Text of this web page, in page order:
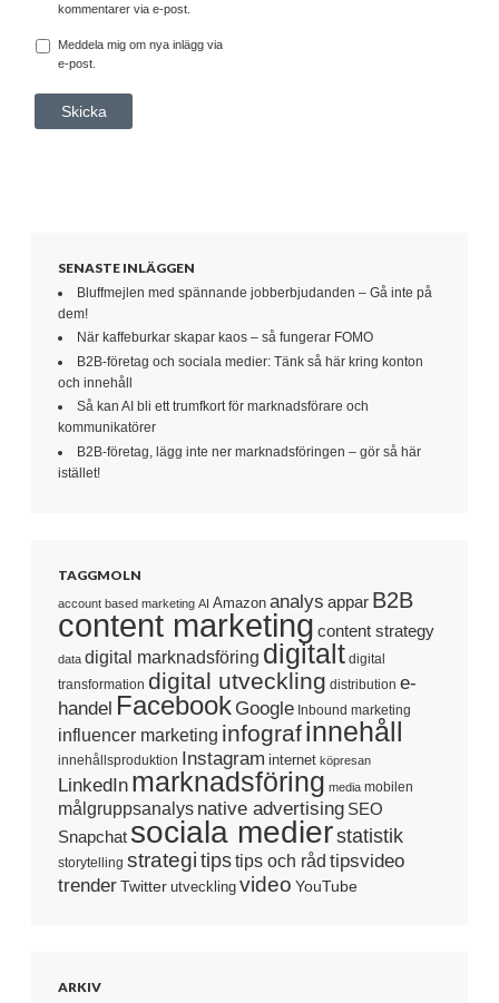
kommentarer via e-post.
Meddela mig om nya inlägg via
e-post.
SENASTE INLÄGGEN
Bluffmejlen med spännande jobberbjudanden – Gå inte på
dem!
När kaffeburkar skapar kaos – så fungerar FOMO
B2B-företag och sociala medier: Tänk så här kring konton
och innehåll
Så kan AI bli ett trumfkort för marknadsförare och
kommunikatörer
B2B-företag, lägg inte ner marknadsföringen – gör så här
istället!
TAGGMOLN
account based marketing AI Amazon analys appar B2B
content marketing content strategy
data digital marknadsföring digitalt digital
transformation digital utveckling distribution e-
handel Facebook Google Inbound marketing
influencer marketing infografinnehåll
innehållsproduktion Instagram internet köpresan
LinkedIn marknadsföring media mobilen
målgruppsanalys native advertising SEO
Snapchat sociala medierstatistik
storytelling strategi tipstips och råd tipsvideo
trenderTwitter utveckling video YouTube
ARKIV